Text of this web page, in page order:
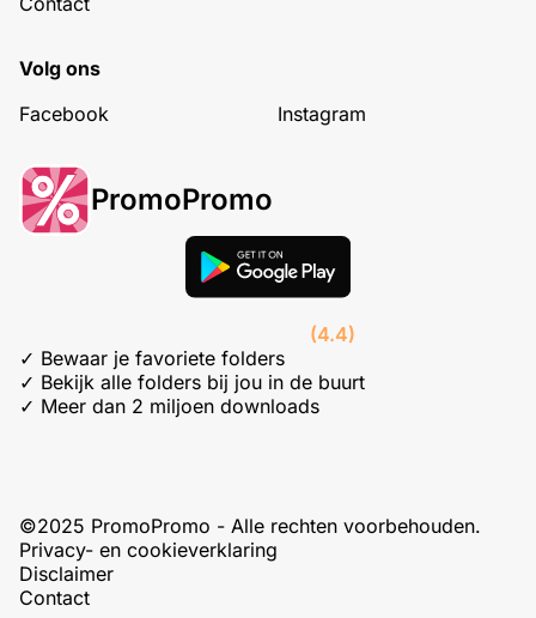
Volg ons
Facebook
Instagram
PromoPromo
(4.4)
✓ Bewaar je favoriete folders
✓ Bekijk alle folders bij jou in de buurt
✓ Meer dan 2 miljoen downloads
©2025 PromoPromo - Alle rechten voorbehouden.
Privacy- en cookieverklaring
Disclaimer
Contact